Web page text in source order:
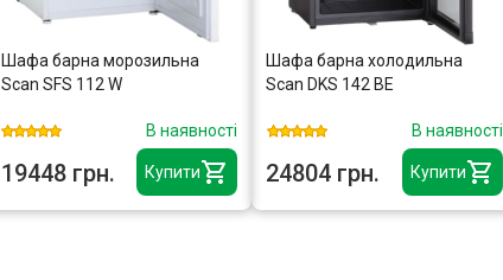
Купити
Шафа барна морозильна
Scan SFS 112 W
В наявності
19448 грн. Купити
Шафа барна холодильна
Scan DKS 142 BE
В наявності
24804 грн.